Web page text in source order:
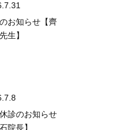
お知らせ【齊
生】
診のお知らせ
院長】